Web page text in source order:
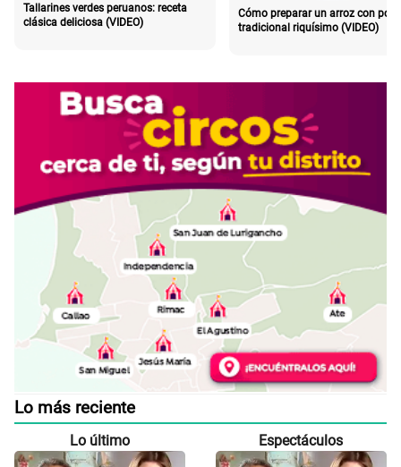
Tallarines verdes peruanos: receta
clásica deliciosa (VIDEO)
Cómo preparar un arroz con pollo
tradicional riquísimo (VIDEO)
Lo más reciente
Lo último Espectáculos